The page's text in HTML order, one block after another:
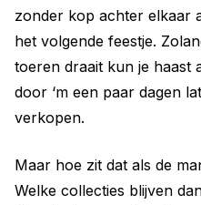
zonder kop achter elkaar
het volgende feestje.
toeren draait kun je haast
door ‘m een paar dagen
verkopen.
Maar hoe zit dat als de
Welke collecties blijven